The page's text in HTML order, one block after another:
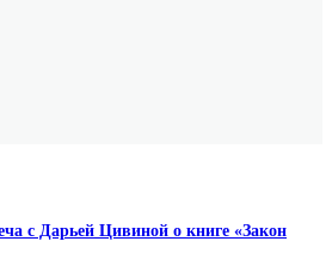
с Дарьей Цивиной о книге «Закон